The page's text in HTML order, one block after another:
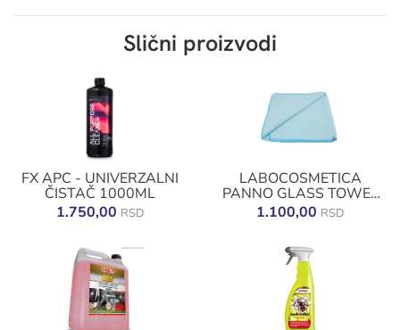
Slični proizvodi
FX APC - UNIVERZALNI
ČISTAČ 1000ML
1.750,00 RSD
LABOCOSMETICA
PANNO GLASS TOWEL
40X60
1.100,00 RSD